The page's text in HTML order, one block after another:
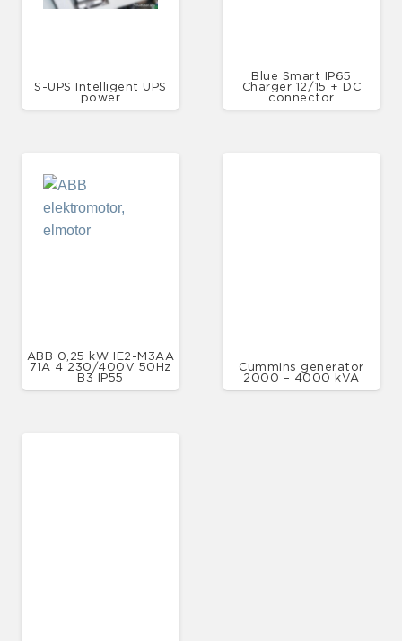
S-UPS Intelligent UPS
power
Blue Smart IP65
Charger 12/15 + DC
connector
ABB 0,25 kW IE2-M3AA
71A 4 230/400V 50Hz
B3 IP55
Cummins generator
2000 – 4000 kVA